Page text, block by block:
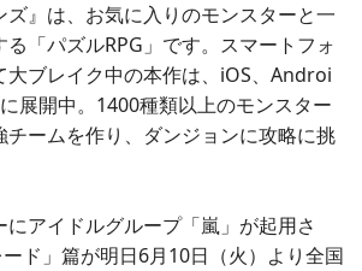
ズ』は、お気に入りのモンスターと一
「パズルRPG」です。スマートフォ
大ブレイク中の本作は、iOS、Androi
展開中。1400種類以上のモンスター
チームを作り、ダンジョンに攻略に挑
アイドルグループ「嵐」が起用さ
ド」篇が明日6月10日（火）より全国